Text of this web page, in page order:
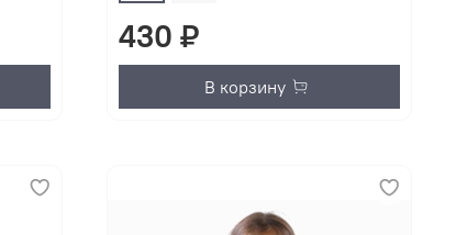
430 ₽
В корзину